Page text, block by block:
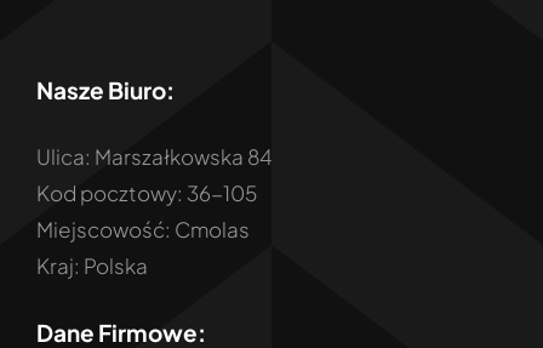
Nasze Biuro:
Ulica: Marszałkowska 84
Kod pocztowy: 36-105
Miejscowość: Cmolas
Kraj: Polska
Dane Firmowe: